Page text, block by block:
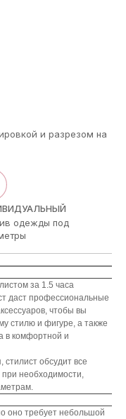
и разрезом на
одежды под
за 1.5 часа
даст профессиональные
чтобы вы
стилю и фигуре, а также
в комфортной и
стилист обсудит все
необходимости,
оно требует небольшой